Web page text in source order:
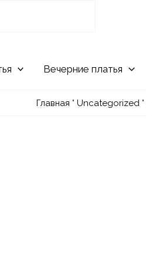
Вечерние
Главная " Uncategorized "